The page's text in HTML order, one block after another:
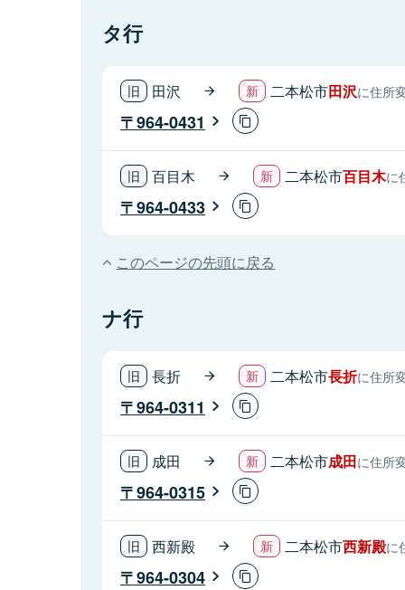
タ行
田沢 二本松市田沢に住所
964-0431
百目木 二本松市百目木に
964-0433
このページの先頭に戻る
ナ行
長折 二本松市長折に住所
964-0311
成田 二本松市成田に住所
964-0315
西新殿 二本松市西新殿に
964-0304